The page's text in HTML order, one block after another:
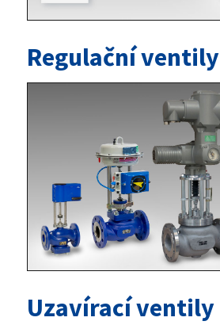
Regulační ventily
Uzavírací ventily